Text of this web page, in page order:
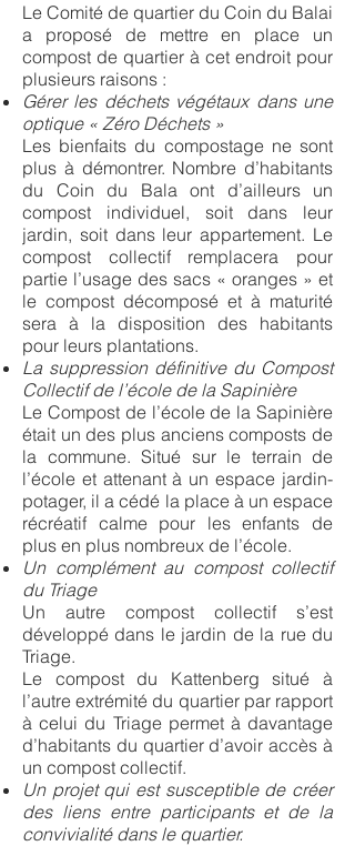
Le Comité de quartier du Coin du Balai
a proposé de mettre en place un
compost de quartier à cet endroit pour
plusieurs raisons :
Gérer les déchets végétaux dans une
optique « Zéro Déchets »
Les bienfaits du compostage ne sont
plus à démontrer. Nombre d’habitants
du Coin du Bala ont d’ailleurs un
compost individuel, soit dans leur
jardin, soit dans leur appartement. Le
compost collectif remplacera pour
partie l’usage des sacs « oranges » et
le compost décomposé et à maturité
sera à la disposition des habitants
pour leurs plantations.
La suppression définitive du Compost
Collectif de l’école de la Sapinière
Le Compost de l’école de la Sapinière
était un des plus anciens composts de
la commune. Situé sur le terrain de
l’école et attenant à un espace jardin-
potager, il a cédé la place à un espace
récréatif calme pour les enfants de
plus en plus nombreux de l’école.
Un complément au compost collectif
du Triage
Un autre compost collectif s’est
développé dans le jardin de la rue du
Triage.
Le compost du Kattenberg situé à
l’autre extrémité du quartier par rapport
à celui du Triage permet à davantage
d’habitants du quartier d’avoir accès à
un compost collectif.
Un projet qui est susceptible de créer
des liens entre participants et de la
convivialité dans le quartier.